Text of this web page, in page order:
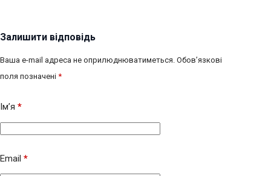
Залишити відповідь
Ваша e-mail адреса не оприлюднюватиметься. Обов’язкові
поля позначені *
Ім’я *
Email *